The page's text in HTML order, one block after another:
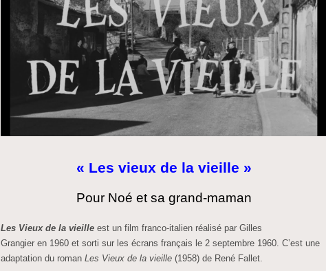
« Les vieux de la vieille »
Pour Noé et sa grand-maman
Les Vieux de la vieille est un film franco-italien réalisé par Gilles
Grangier en 1960 et sorti sur les écrans français le 2 septembre 1960 . C’est une
adaptation du roman Les Vieux de la vieille (1958) de René Fallet.